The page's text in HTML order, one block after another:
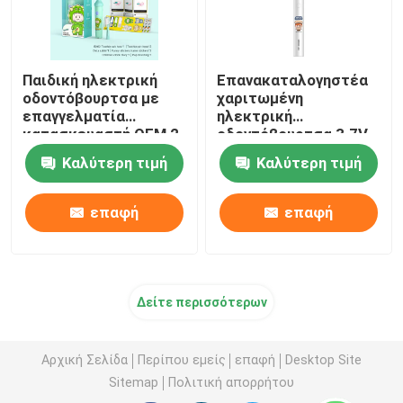
Παιδική ηλεκτρική
οδοντόβουρτσα με
επαγγελματία
κατασκευαστή OEM,2
Min Smart Timer
Παιδική ηλεκτρική
οδοντόβουρτσα
Καλύτερη τιμή
επαφή
Επανακαταλογηστέα
χαριτωμένη
ηλεκτρική
οδοντόβουρτσα 3.7V
παιδιών αδιάβροχη με
4 τρόπουςΚαλύτερη τιμή
επαφή
Δείτε περισσότερων
Αρχική Σελίδα Περίπου εμείς επαφή
Desktop Site
Sitemap
Πολιτική απορρήτου